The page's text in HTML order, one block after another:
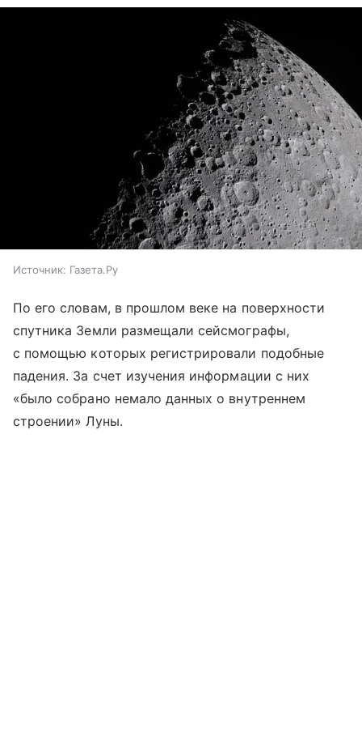
Источник: Газета.Ру
По его словам, в прошлом веке на поверхности
спутника Земли размещали сейсмографы,
с помощью которых регистрировали подобные
падения. За счет изучения информации с них
«было собрано немало данных о внутреннем
строении» Луны.